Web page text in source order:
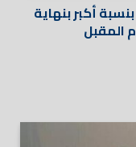
أكبر بنهاية
المقبل